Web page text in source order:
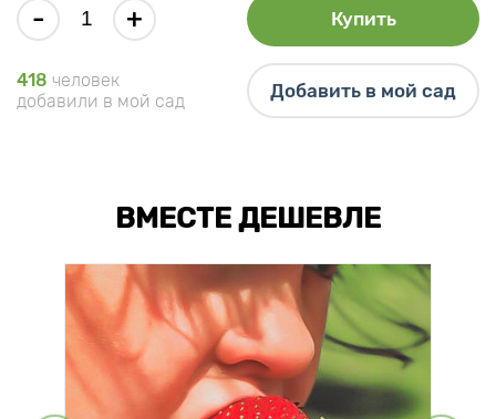
- + Купить
418 человек
добавили в мой сад
Добавить в мой сад
ВМЕСТЕ ДЕШЕВЛЕ